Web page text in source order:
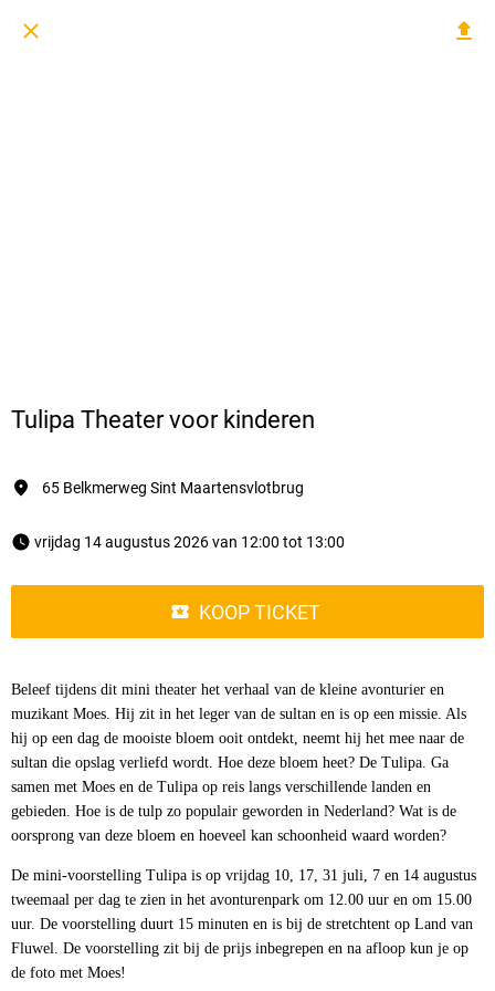
Tulipa Theater voor kinderen
65 Belkmerweg Sint Maartensvlotbrug
vrijdag 14 augustus 2026 van 12:00 tot 13:00
KOOP TICKET
Beleef tijdens dit mini theater het verhaal van de kleine avonturier en
muzikant Moes. Hij zit in het leger van de sultan en is op een missie. Als
hij op een dag de mooiste bloem ooit ontdekt, neemt hij het mee naar de
sultan die opslag verliefd wordt. Hoe deze bloem heet? De Tulipa. Ga
samen met Moes en de Tulipa op reis langs verschillende landen en
gebieden. Hoe is de tulp zo populair geworden in Nederland? Wat is de
oorsprong van deze bloem en hoeveel kan schoonheid waard worden?
De mini-voorstelling Tulipa is op vrijdag 10, 17, 31 juli, 7 en 14 augustus
tweemaal per dag te zien in het avonturenpark om 12.00 uur en om 15.00
uur. De voorstelling duurt 15 minuten en is bij de stretchtent op Land van
Fluwel. De voorstelling zit bij de prijs inbegrepen en na afloop kun je op
de foto met Moes!